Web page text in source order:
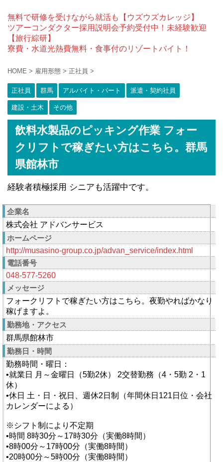
無料で研修を受けながら就活も【ウズウズカレッジ】
ツアーコンダクター採用説明会予約受付中！未経験歓迎
【旅行綜研】
寮費・水道光熱費無料・食事付のリゾートバイト！
HOME > 雇用形態 > 正社員 >
正社員 群馬 アルバイト・パート 派遣・契約社員
建設・土木 その他
飲料水製品のピッキング作業 フォー
クリフトで稼ぎたい方はこちら。群馬
県館林市
経験者積極採用 シニアも活躍中です。
企業名
株式会社 アドバンサービス
ホームページ
http://musasino-group.co.jp/advan_service/index.html
電話番号
048‐577‐5260
メッセージ
フォークリフトで稼ぎたい方はこちら。夜勤やればかなり
稼げますよ。
勤務地・アクセス
群馬県館林市
勤務日・時間
勤務時間・曜日：
•就業日 月～金曜日（5勤2休） 2交替勤務（4・5勤 2・1
休）
•休日 土・日・祝日、週休2日制（年間休日121日位・会社
カレンダーによる）
※シフト制により不定期
•時間 8時30分～17時30分（実働8時間）
•8時00分～17時00分（実働8時間）
•20時00分～5時00分（実働8時間）